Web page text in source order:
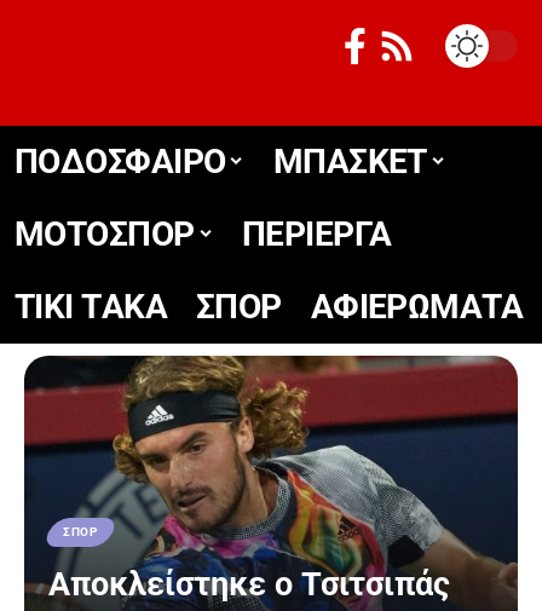
ΠΟΔΟΣΦΑΙΡΟ
ΜΠΑΣΚΕΤ
ΜΟΤΟΣΠΟΡ
ΠΕΡΙΕΡΓΑ
TIKΙ TΑΚΑ
ΣΠΟΡ ΑΦΙΕΡΩΜΑΤΑ
ΣΠΟΡ
Αποκλείστηκε ο Τσιτσιπάς